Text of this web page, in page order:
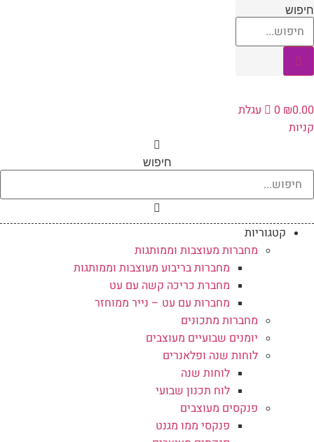
₪
0
עגלת
חיפוש
קטגוריות
מחברות מעוצבות וממותגות
מחברות בריבוע מעוצבות וממותגות
מחברת כריכה קשה עם עט
מחברות עם עט – נייר ממוחזר
מחברות מתכונים
יומנים שבועיים מעוצבים
לוחות שנה ופלאנרים
לוחות שנה
לוח תכנון שבועי
פנקסים מעוצבים
פנקסי ממו מגנט